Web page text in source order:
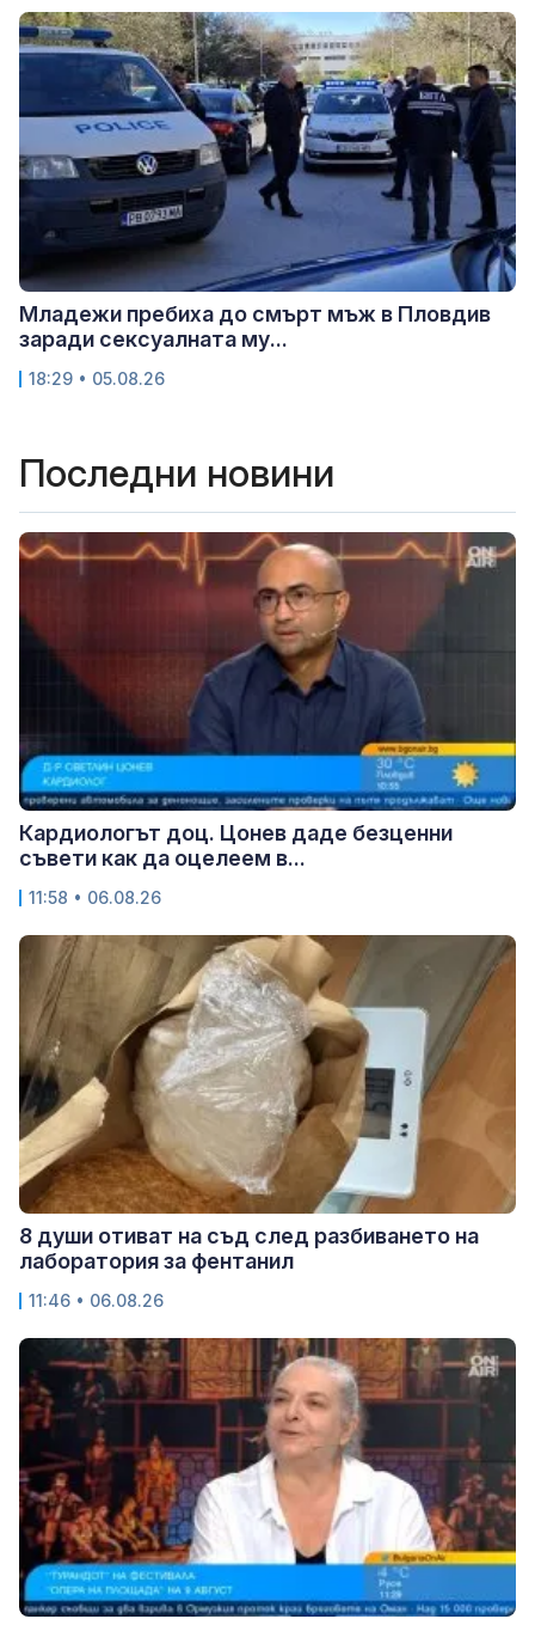
Младежи пребиха до смърт мъж в Пловдив
заради сексуалната му...
18:29 • 05.08.26
Последни новини
Кардиологът доц. Цонев даде безценни
съвети как да оцелеем в...
11:58 • 06.08.26
8 души отиват на съд след разбиването на
лаборатория за фентанил
11:46 • 06.08.26